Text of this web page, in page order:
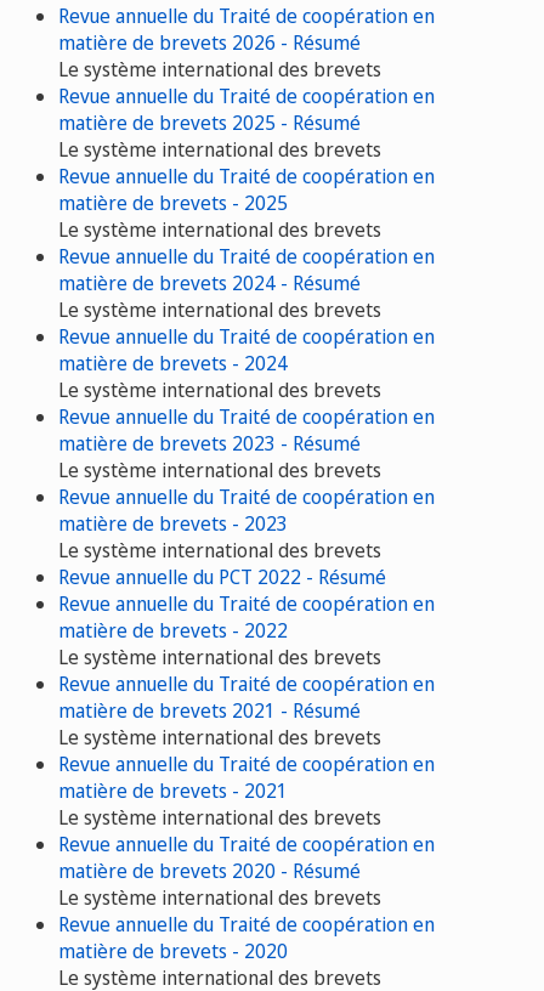
Revue annuelle du Traité de coopération en
matière de brevets 2026 - Résumé
Le système international des brevets
Revue annuelle du Traité de coopération en
matière de brevets 2025 - Résumé
Le système international des brevets
Revue annuelle du Traité de coopération en
matière de brevets - 2025
Le système international des brevets
Revue annuelle du Traité de coopération en
matière de brevets 2024 - Résumé
Le système international des brevets
Revue annuelle du Traité de coopération en
matière de brevets - 2024
Le système international des brevets
Revue annuelle du Traité de coopération en
matière de brevets 2023 - Résumé
Le système international des brevets
Revue annuelle du Traité de coopération en
matière de brevets - 2023
Le système international des brevets
Revue annuelle du PCT 2022 - Résumé
Revue annuelle du Traité de coopération en
matière de brevets - 2022
Le système international des brevets
Revue annuelle du Traité de coopération en
matière de brevets 2021 - Résumé
Le système international des brevets
Revue annuelle du Traité de coopération en
matière de brevets - 2021
Le système international des brevets
Revue annuelle du Traité de coopération en
matière de brevets 2020 - Résumé
Le système international des brevets
Revue annuelle du Traité de coopération en
matière de brevets - 2020
Le système international des brevets